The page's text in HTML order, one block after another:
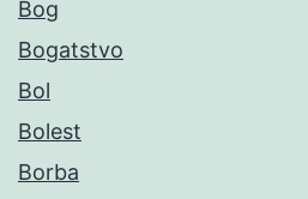
Bog
Bogatstvo
Bol
Bolest
Borba